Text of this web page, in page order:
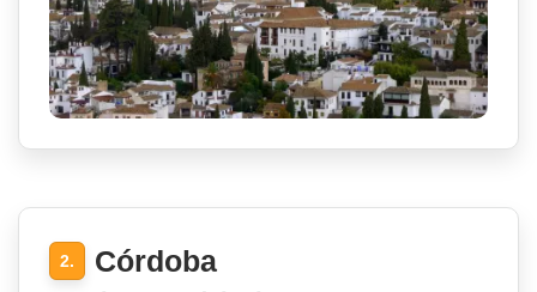
2. Córdoba